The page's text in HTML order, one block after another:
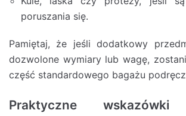
poruszania się.
Pamiętaj, że jeśli dodatkowy
dozwolone wymiary lub wagę,
część standardowego bagażu
Praktyczne wskazówki